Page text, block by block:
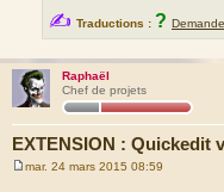
✍ Traductions : ?
Raphaël
Chef de projets
EXTENSION : Quickedit
mar. 24 mars 2015 08:59